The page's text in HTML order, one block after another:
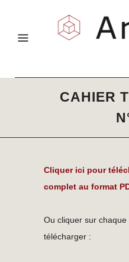
CAHIER
Cliquer ici pour
complet au format
Ou cliquer sur
télécharger :